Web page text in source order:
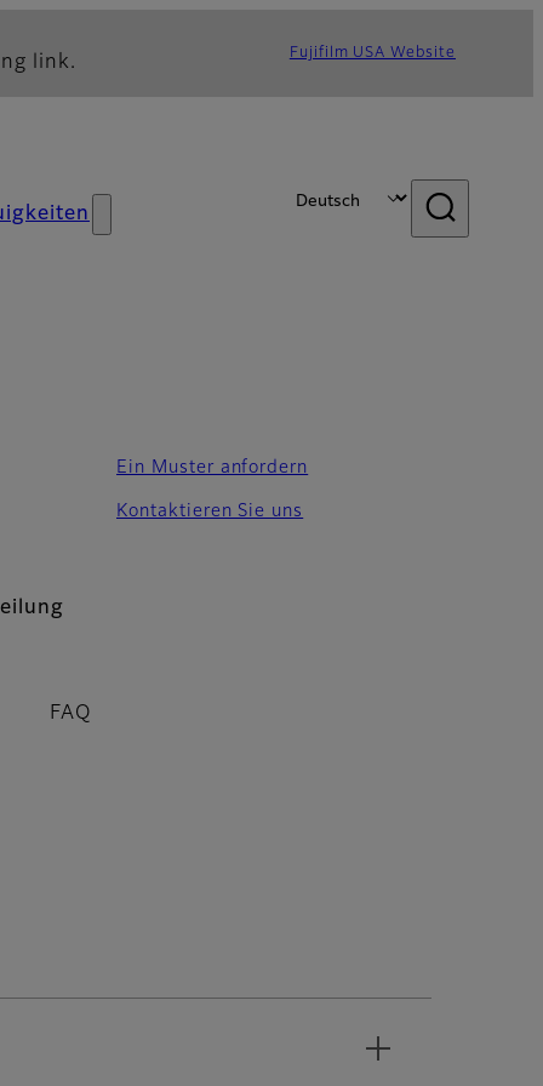
link. Fujifilm USA Website
Ein Muster anfordern
Kontaktieren Sie uns
FAQ